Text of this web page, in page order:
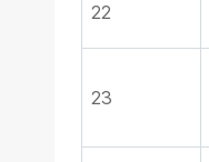
22
23